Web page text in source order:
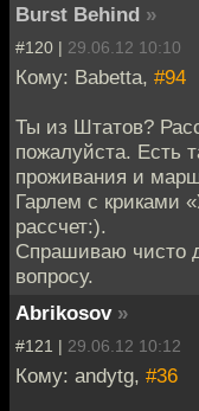
Burst Behind »
#120 | 29.06.12 10:10
Кому: Babetta, #94
Ты из Штатов?
пожалуйста. Есть
проживания и
Гарлем с криками
рассчет:).
Спрашиваю чисто
вопросу.
Abrikosov »
#121 | 29.06.12 10:12
Кому: andytg, #36